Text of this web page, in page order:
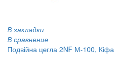
В закладки
В сравнение
Подвійна цегла 2NF М-100, Кіфа